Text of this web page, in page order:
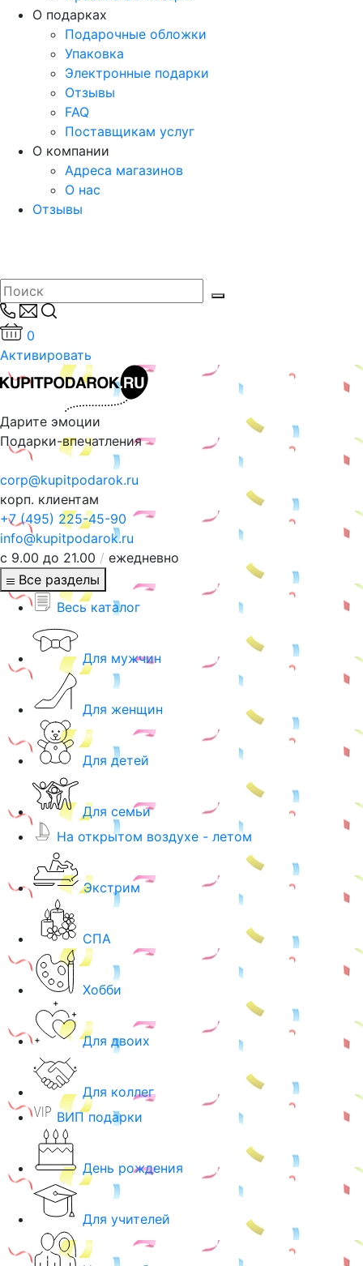
О подарках
Подарочные обложки
Упаковка
Электронные подарки
Отзывы
FAQ
Поставщикам услуг
О компании
Адреса магазинов
О нас
Отзывы
0
Активировать
Дарите эмоции
Подарки-впечатления
corp@kupitpodarok.ru
корп. клиентам
+7 (495) 225-45-90
info@kupitpodarok.ru
с 9.00 до 21.00 / ежедневно
Все разделы
Весь каталог
Для мужчин
Для женщин
Для детей
Для семьи
На открытом воздухе - летом
Экстрим
СПА
Хобби
Для двоих
Для коллег
ВИП подарки
День рождения
Для учителей